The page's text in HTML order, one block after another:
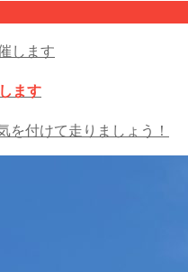
ます
付けて走りましょう！